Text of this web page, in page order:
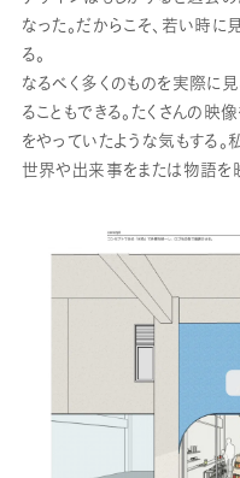
なった。だからこそ、若い時
る。
なるべく多くのものを実際に
ることもできる。たくさんの
をやっていたような気もする。
世界や出来事をまたは物語を